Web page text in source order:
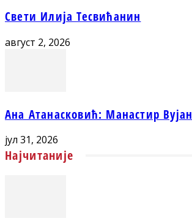
Свети Илија Тесвићанин
август 2, 2026
Ана Атанасковић: Манастир Вујан
јул 31, 2026
Најчитаније